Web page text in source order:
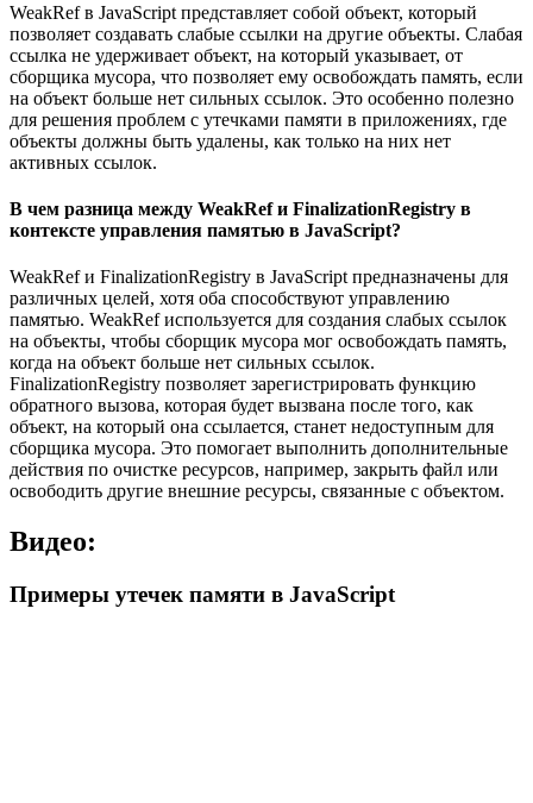
WeakRef в JavaScript представляет собой объект, который
позволяет создавать слабые ссылки на другие объекты. Слабая
ссылка не удерживает объект, на который указывает, от
сборщика мусора, что позволяет ему освобождать память, если
на объект больше нет сильных ссылок. Это особенно полезно
для решения проблем с утечками памяти в приложениях, где
объекты должны быть удалены, как только на них нет
активных ссылок.
В чем разница между WeakRef и FinalizationRegistry в
контексте управления памятью в JavaScript?
WeakRef и FinalizationRegistry в JavaScript предназначены для
различных целей, хотя оба способствуют управлению
памятью. WeakRef используется для создания слабых ссылок
на объекты, чтобы сборщик мусора мог освобождать память,
когда на объект больше нет сильных ссылок.
FinalizationRegistry позволяет зарегистрировать функцию
обратного вызова, которая будет вызвана после того, как
объект, на который она ссылается, станет недоступным для
сборщика мусора. Это помогает выполнить дополнительные
действия по очистке ресурсов, например, закрыть файл или
освободить другие внешние ресурсы, связанные с объектом.
Видео:
Примеры утечек памяти в JavaScript